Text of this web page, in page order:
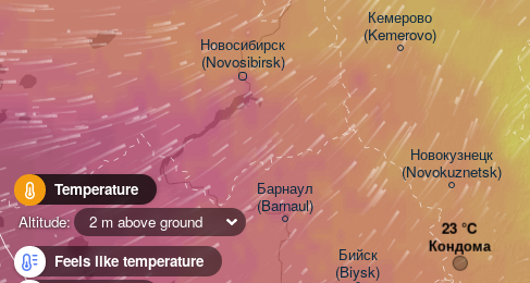
Temperature
Altitude:
2 m above ground
Feels like temperature
Новосибирск
(Novosibirsk)
Кемерово
(Kemerovo)
Барнаул
(Barnaul)
Новокузнецк
(Novokuznetsk)
Бийск
(Biysk)
Кондома